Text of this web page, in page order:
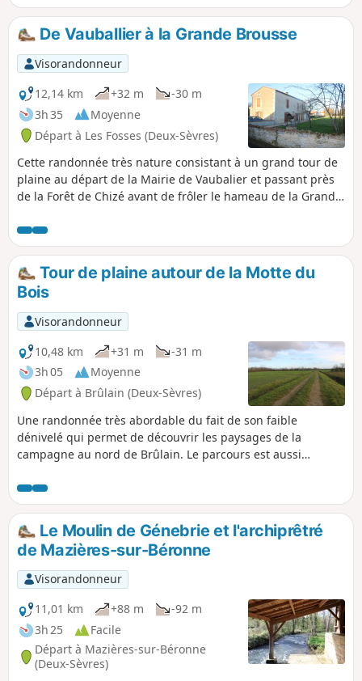
De Vauballier à la Grande Brousse
Visorandonneur
12,14 km
+32 m
-30 m
3h 35
Moyenne
Départ à Les Fosses (Deux-Sèvres)
Cette randonnée très nature consistant à un grand tour de
plaine au départ de la Mairie de Vaubalier et passant près
de la Forêt de Chizé avant de frôler le hameau de la Grande
au long du parcours aux couleurs variés en fonction des
cultures.
Tour de plaine autour de la Motte du
Bois
Visorandonneur
10,48 km
+31 m
-31 m
3h 05
Moyenne
Départ à Brûlain (Deux-Sèvres)
Une randonnée très abordable du fait de son faible
dénivelé qui permet de découvrir les paysages de la
campagne au nord de Brûlain. Le parcours est aussi
traditionnel.
Le Moulin de Génebrie et l'archiprêtré
de Mazières-sur-Béronne
Visorandonneur
11,01 km
+88 m
-92 m
3h 25
Facile
Départ à Mazières-sur-Béronne
(Deux-Sèvres)